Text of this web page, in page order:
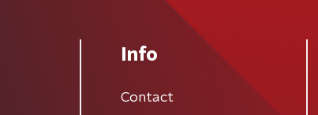
Info
Contact